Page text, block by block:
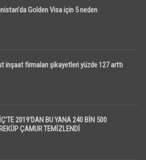
Golden Visa için 5 neden
inşaat firmaları şikayetleri yüzde 127 arttı
2019’DAN BU YANA 240 BİN 500
ÇAMUR TEMİZLENDİ